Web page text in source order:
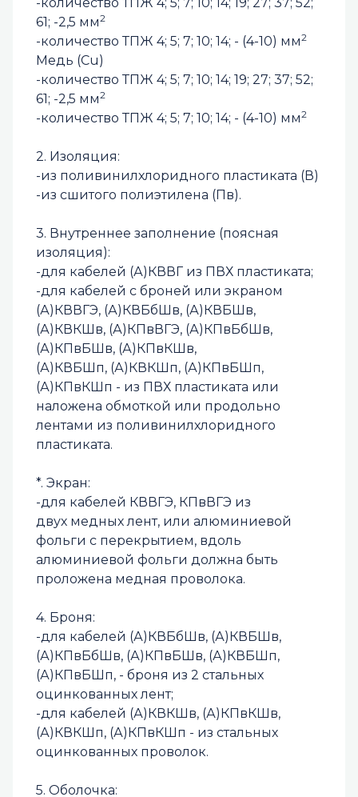
61; -2,5 мм2
-количество ТПЖ 4; 5; 7; 10; 14; - (4-10) мм2
Медь (Cu)
-количество ТПЖ 4; 5; 7; 10; 14; 19; 27; 37; 52;
61; -2,5 мм2
-количество ТПЖ 4; 5; 7; 10; 14; - (4-10) мм2
2. Изоляция:
-из поливинилхлоридного пластиката (В)
-из сшитого полиэтилена (Пв).
3. Внутреннее заполнение (пoяcнaя
изоляция):
-для кабелей (А)КВВГ из ПВХ пластиката;
-для кабелей с броней или экраном
(А)КВВГЭ, (А)КВБбШв, (А)КВБШв,
(А)КВКШв, (А)КПвВГЭ, (А)КПвБбШв,
(А)КПвБШв, (А)КПвКШв,
(А)КВБШп, (А)КВКШп, (А)КПвБШп,
(А)КПвКШп - из ПВХ пластиката или
наложена обмоткой или продольно
лентами из поливинилхлоридного
пластиката.
*. Экран:
-для кабелей КВВГЭ, КПвВГЭ из
двух медных лент, или алюминиевой
фольги с перекрытием, вдоль
алюминиевой фольги должна быть
проложена медная проволока.
4. Броня:
-для кабелей (А)КВБбШв, (А)КВБШв,
(А)КПвБбШв, (А)КПвБШв, (А)КВБШп,
(А)КПвБШп, - броня из 2 стальных
оцинкованных лент;
-для кабелей (А)КВКШв, (А)КПвКШв,
(А)КВКШп, (А)КПвКШп - из стальных
оцинкованных проволок.
5. Оболочка: